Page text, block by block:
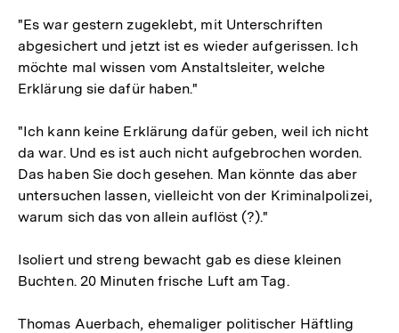
"Es war gestern zugeklebt, mit Unterschriften
abgesichert und jetzt ist es wieder aufgerissen. Ich
möchte mal wissen vom Anstaltsleiter, welche
Erklärung sie dafür haben."
"Ich kann keine Erklärung dafür geben, weil ich nicht
da war. Und es ist auch nicht aufgebrochen worden.
Das haben Sie doch gesehen. Man könnte das aber
untersuchen lassen, vielleicht von der Kriminalpolizei,
warum sich das von allein auflöst (?)."
Isoliert und streng bewacht gab es diese kleinen
Buchten. 20 Minuten frische Luft am Tag.
Thomas Auerbach, ehemaliger politischer Häftling